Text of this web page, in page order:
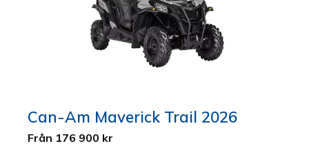
Can-Am Maverick Trail 2026
Från 176 900 kr